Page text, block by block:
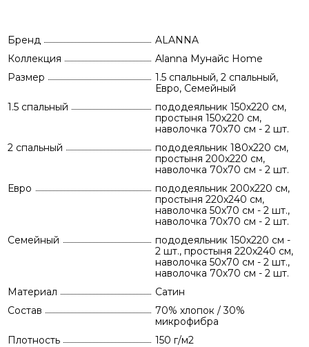
Бренд
ALANNA
Коллекция
Alanna Мунайс Home
Размер
1.5 спальный, 2 спальный,
Евро, Семейный
1.5 спальный
пододеяльник 150х220 см,
простыня 150х220 см,
наволочка 70х70 см - 2 шт.
2 спальный
пододеяльник 180х220 см,
простыня 200х220 см,
наволочка 70х70 см - 2 шт.
Евро
пододеяльник 200х220 см,
простыня 220х240 см,
наволочка 50х70 см - 2 шт.,
наволочка 70х70 см - 2 шт.
Семейный
пододеяльник 150х220 см -
2 шт., простыня 220х240 см,
наволочка 50х70 см - 2 шт.,
наволочка 70х70 см - 2 шт.
Материал
Сатин
Состав
70% хлопок / 30%
микрофибра
Плотность
150 г/м2